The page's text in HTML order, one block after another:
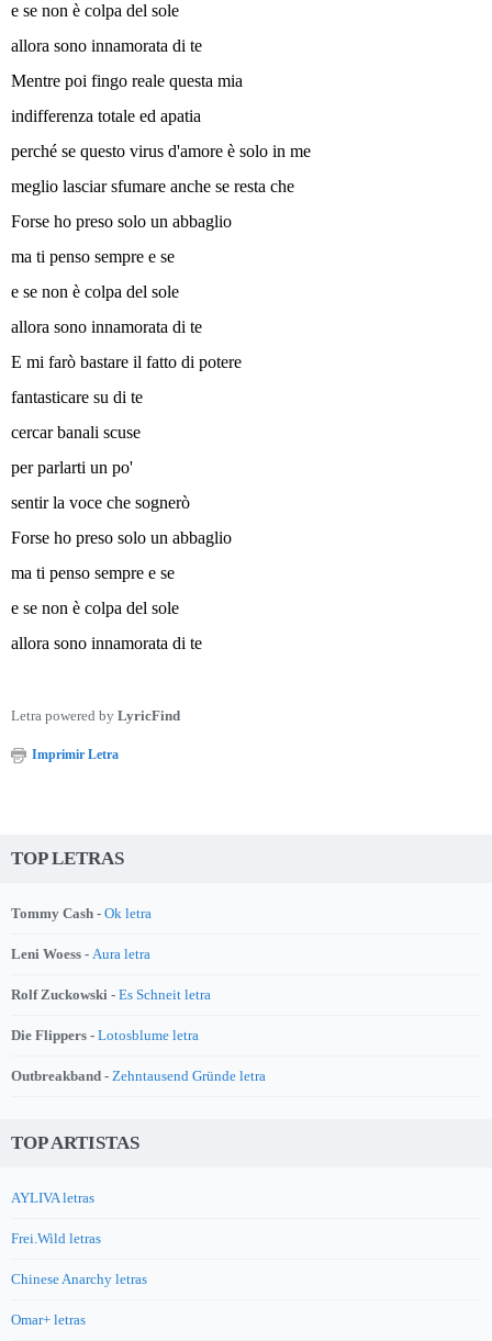
e se non è colpa del sole
allora sono innamorata di te
Mentre poi fingo reale questa mia
indifferenza totale ed apatia
perché se questo virus d'amore è solo in me
meglio lasciar sfumare anche se resta che
Forse ho preso solo un abbaglio
ma ti penso sempre e se
e se non è colpa del sole
allora sono innamorata di te
E mi farò bastare il fatto di potere
fantasticare su di te
cercar banali scuse
per parlarti un po'
sentir la voce che sognerò
Forse ho preso solo un abbaglio
ma ti penso sempre e se
e se non è colpa del sole
allora sono innamorata di te
Letra powered by LyricFind
Imprimir Letra
TOP LETRAS
Tommy Cash - Ok letra
Leni Woess - Aura letra
Rolf Zuckowski - Es Schneit letra
Die Flippers - Lotosblume letra
Outbreakband - Zehntausend Gründe letra
TOP ARTISTAS
AYLIVA letras
Frei.Wild letras
Chinese Anarchy letras
Omar+ letras